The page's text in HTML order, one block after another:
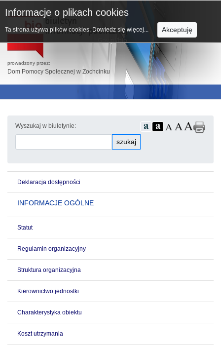
prowadzony przez:
Dom Pomocy Społecznej w Zochcinku
Wyszukaj w biuletynie:
szukaj
Deklaracja dostępności
INFORMACJE OGÓLNE
Statut
Regulamin organizacyjny
Struktura organizacyjna
Kierownictwo jednostki
Charakterystyka obiektu
Koszt utrzymania
Informacje o plikach cookies
Ta strona używa plików cookies. Dowiedz się więcej... Akceptuję